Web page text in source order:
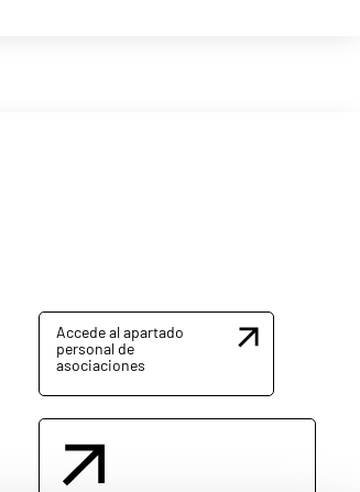
Accede al apartado
personal de
asociaciones